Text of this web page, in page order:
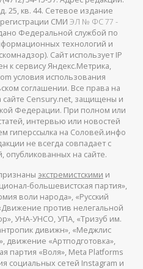
д. 25, кв. 44. Сетевое издание
СМИ ЭЛ № ФС 77 -
Федеральной службой по
технологий и
Сайт использует IP
к сервису Яндекс.Метрика,
условия использования
соглашении. Все права на
Censury.net, защищены и
Федерации. При полном или
интервью или новостей
гиперссылка на Соловей.инфо
не всегда совпадает с
опубликованных на сайте.
экстремистскими и
большевистская партия»,
воли народа», «Русский
против нелегальной
УНА-УНСО, УПА, «Тризуб им.
дивижн», «Меджлис
движение «Артподготовка»,
партия «Воля», Meta Platforms
социальных сетей Instagram и